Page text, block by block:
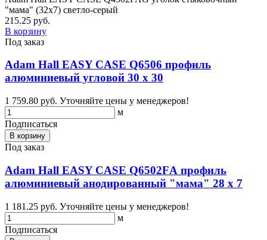
"мама" (32х7) светло-серый
215.25 руб.
В корзину
Под заказ
Adam Hall EASY CASE Q6506 профиль
алюминиевый угловой 30 х 30
1 759.80 руб. Уточняйте цены у менеджеров!
м
Подписаться
В корзину
Под заказ
Adam Hall EASY CASE Q6502FА профиль
алюминиевый анодированный "мама" 28 х 7
1 181.25 руб. Уточняйте цены у менеджеров!
м
Подписаться